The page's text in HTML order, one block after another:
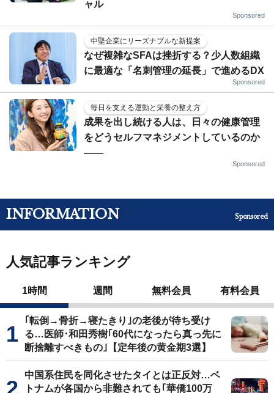
ャル
Sponsored
中堅企業にリーズナブルな新提案
なぜ複雑なSFAは挫折する？少人数組織
に最適な「名刺管理の延長」で進めるDX
Sponsored
毎日を支える運動と栄養の整え方
成果を出し続ける人は、日々の健康管理
をどうセルフマネジメントしているのか
——
Sponsored
INFORMATION Sponsored
人気記事ランキング
1時間 週間 無料会員 有料会員
｢転倒→骨折→寝たきり｣の老後が待ち受け
る…医師･和田秀樹｢60代になったら真っ先に
断捨離すべきもの｣【定年後の黄金期3選】
中国系住民を同化させたタイとは正反対…ベ
トナムが各国から非難されても｢華僑100万